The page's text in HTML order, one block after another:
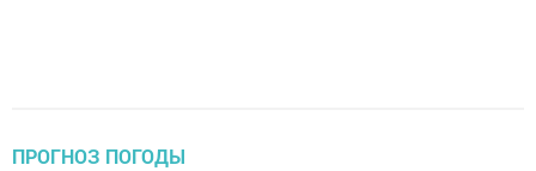
ПРОГНОЗ ПОГОДЫ